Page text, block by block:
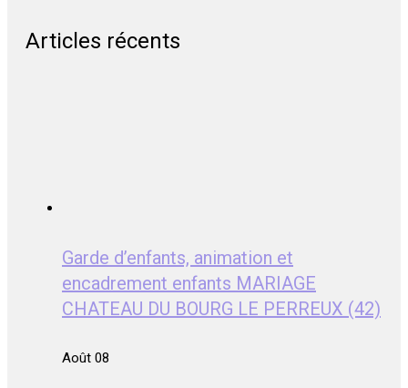
Articles récents
Garde d’enfants, animation et
encadrement enfants MARIAGE
CHATEAU DU BOURG LE PERREUX (42)
Août 08